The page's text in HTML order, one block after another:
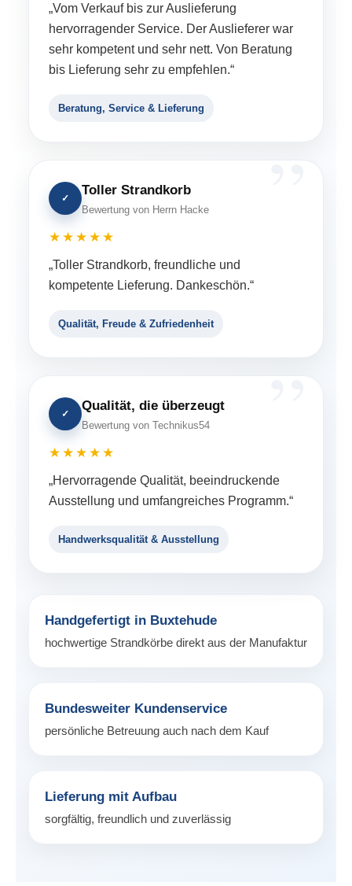
„Vom Verkauf bis zur Auslieferung
hervorragender Service. Der Auslieferer war
sehr kompetent und sehr nett. Von Beratung
bis Lieferung sehr zu empfehlen.“
Beratung, Service & Lieferung
✓
Toller Strandkorb
Bewertung von Herrn Hacke
★★★★★
„Toller Strandkorb, freundliche und
kompetente Lieferung. Dankeschön.“
Qualität, Freude & Zufriedenheit
✓
Qualität, die überzeugt
Bewertung von Technikus54
★★★★★
„Hervorragende Qualität, beeindruckende
Ausstellung und umfangreiches Programm.“
Handwerksqualität & Ausstellung
Handgefertigt in Buxtehude
hochwertige Strandkörbe direkt aus der Manufaktur
Bundesweiter Kundenservice
persönliche Betreuung auch nach dem Kauf
Lieferung mit Aufbau
sorgfältig, freundlich und zuverlässig